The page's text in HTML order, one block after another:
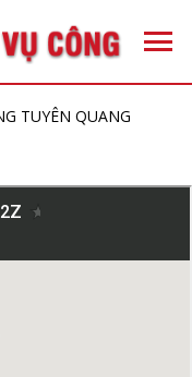
TUYÊN QUANG